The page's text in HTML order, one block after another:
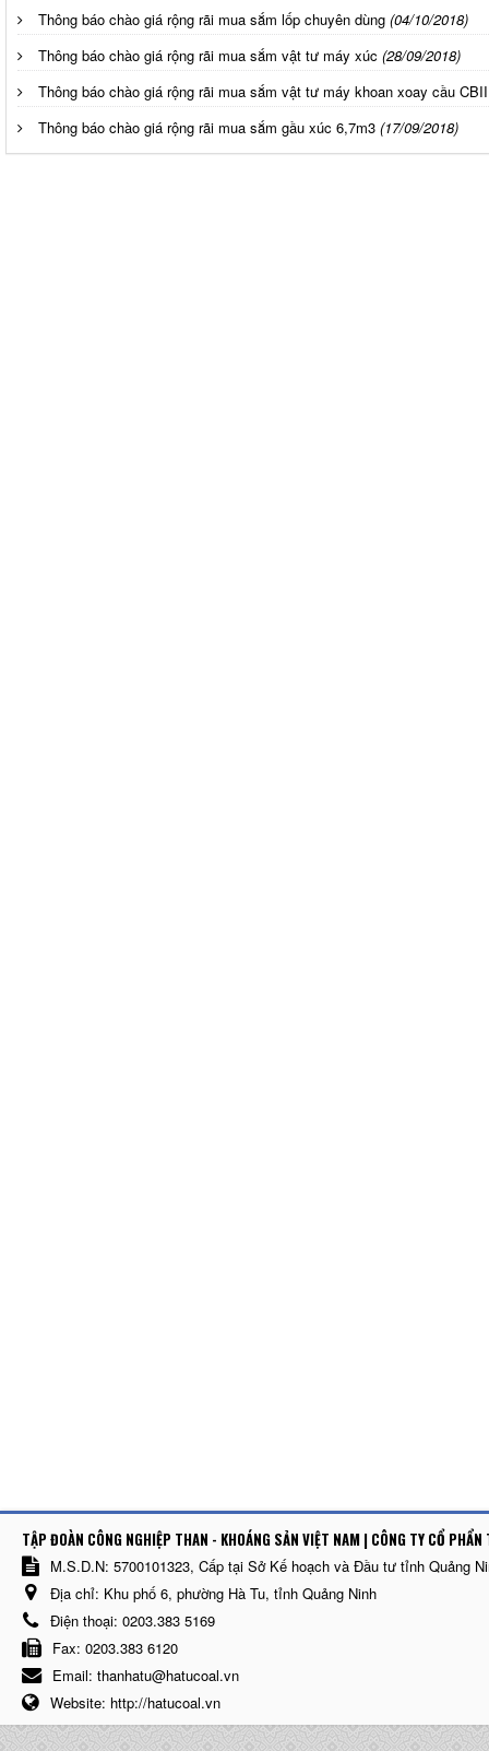
Thông báo chào giá rộng rãi mua sắm lốp chuyên dùng (04/10/2018)
Thông báo chào giá rộng rãi mua sắm vật tư máy xúc (28/09/2018)
Thông báo chào giá rộng rãi mua sắm vật tư máy khoan xoay cầu
Thông báo chào giá rộng rãi mua sắm gầu xúc 6,7m3 (17/09/2018)
TẬP ĐOÀN CÔNG NGHIỆP THAN - KHOÁNG SẢN VIỆT NAM | CÔNG TY CỔ
M.S.D.N: 5700101323, Cấp tại Sở Kế hoạch và Đầu tư tỉnh Quảng
Địa chỉ: Khu phố 6, phường Hà Tu, tỉnh Quảng Ninh
Điện thoại: 0203.383 5169
Fax: 0203.383 6120
Email: thanhatu@hatucoal.vn
Website: http://hatucoal.vn